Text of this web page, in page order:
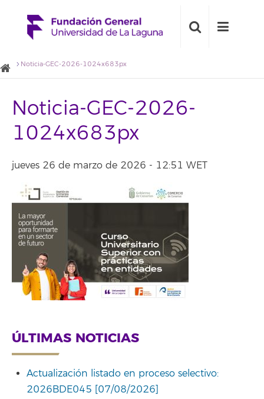
Noticia-GEC-2026-1024x683px
Noticia-GEC-2026-
1024x683px
jueves 26 de marzo de 2026 - 12:51 WET
ÚLTIMAS NOTICIAS
Actualización listado en proceso selectivo:
2026BDE045 [07/08/2026]